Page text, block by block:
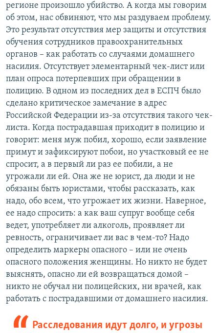
регионе произошло убийство. А когда мы говорим
об этом, нас обвиняют, что мы раздуваем проблему.
Это результат отсутствия мер защиты и отсутствия
обучения сотрудников правоохранительных
органов – как работать со случаями домашнего
насилия. Отсутствует элементарный чек-лист или
план опроса потерпевших при обращении в
полицию. В одном из последних дел в ЕСПЧ было
сделано критическое замечание в адрес
Российской Федерации из-за отсутствия такого чек-
листа. Когда пострадавшая приходит в полицию и
говорит: меня муж побил, хорошо, если заявление
примут и зафиксируют побои, но участковый ее не
спросит, а в первый ли раз ее побили, а не
угрожали ли ей. Она же не юрист, да люди и не
обязаны быть юристами, чтобы рассказать, как
надо, обо всем, что угрожает их жизни. Наверное,
ее надо спросить: а как ваш супруг вообще себя
ведет, употребляет ли алкоголь, проявляет ли
ревность, ограничивает ли вас в чем-то? Надо
определить маркеры опасного – или не очень
опасного положения женщины. Но никто не будет
выяснять, опасно ли ей возвращаться домой –
никто не обучал ни полицейских, ни врачей, как
работать с пострадавшими от домашнего насилия.
Расследования идут долго, и угрозы